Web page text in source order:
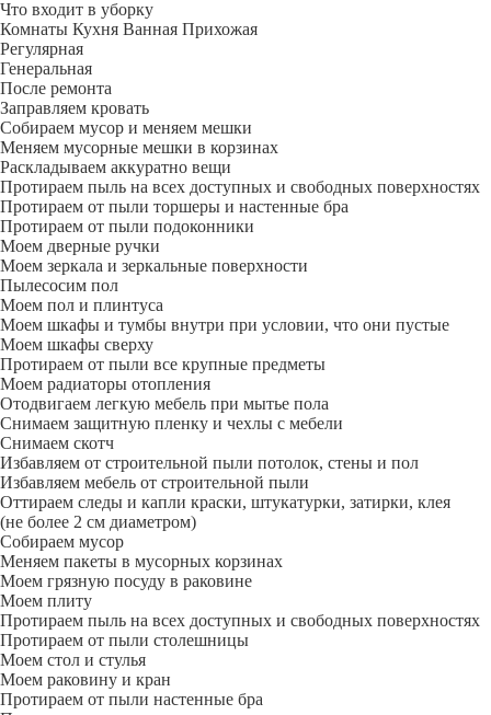
Что входит в уборку
Регу­лярная
Гене­ральная
После ремонта
Заправляем кровать
Собираем мусор и меняем мешки
Меняем мусорные мешки в корзинах
Раскладываем аккуратно вещи
Протираем пыль на всех доступных и свободных поверхностях
Протираем от пыли торшеры и настенные бра
Протираем от пыли подоконники
Моем дверные ручки
Моем зеркала и зеркальные поверхности
Пылесосим пол
Моем пол и плинтуса
Моем шкафы и тумбы внутри при условии, что они пустые
Моем шкафы сверху
Протираем от пыли все крупные предметы
Моем радиаторы отопления
Отодвигаем легкую мебель при мытье пола
Снимаем защитную пленку и чехлы с мебели
Снимаем скотч
Избавляем от строительной пыли потолок, стены и пол
Избавляем мебель от строительной пыли
Оттираем следы и капли краски, штукатурки, затирки, клея
(не более 2 см диаметром)
Собираем мусор
Меняем пакеты в мусорных корзинах
Моем грязную посуду в раковине
Моем плиту
Протираем пыль на всех доступных и свободных поверхностях
Протираем от пыли столешницы
Моем стол и стулья
Моем раковину и кран
Протираем от пыли настенные бра